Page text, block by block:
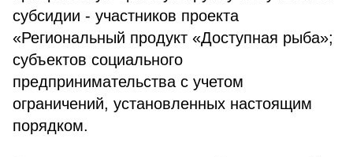
субсидии - участников проекта
«Региональный продукт «Доступная рыба»;
субъектов социального
предпринимательства с учетом
ограничений, установленных настоящим
порядком.